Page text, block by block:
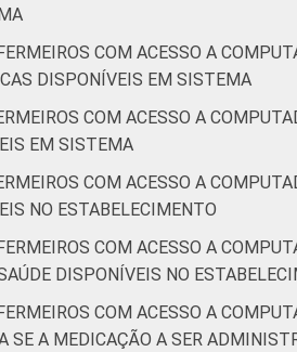
COM ACESSO A
DISPONÍVEIS EM SISTEMA
COM ACESSO A
EM SISTEMA
COM ACESSO A
NO ESTABELECIMENTO
COM ACESSO A
DISPONÍVEIS NO
COM ACESSO A
SE A MEDICAÇÃO A SER